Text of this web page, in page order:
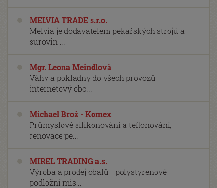
MELVIA TRADE s.r.o.
Melvia je dodavatelem pekařských strojů a
surovin ...
Mgr. Leona Meindlová
Váhy a pokladny do všech provozů –
internetový obc...
Michael Brož - Komex
Průmyslové silikonování a teflonování,
renovace pe...
MIREL TRADING a.s.
Výroba a prodej obalů - polystyrenové
podložní mis...